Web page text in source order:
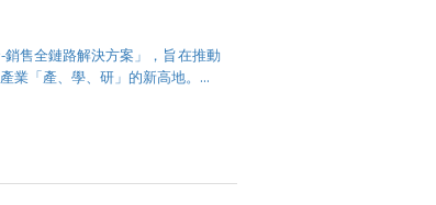
2021
2018
售全鏈路解決方案」，旨在推動
業「產、學、研」的新高地。...